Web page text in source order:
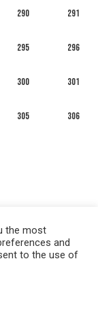
290 291
295 296
300 301
305 306
the most
and
to the use of